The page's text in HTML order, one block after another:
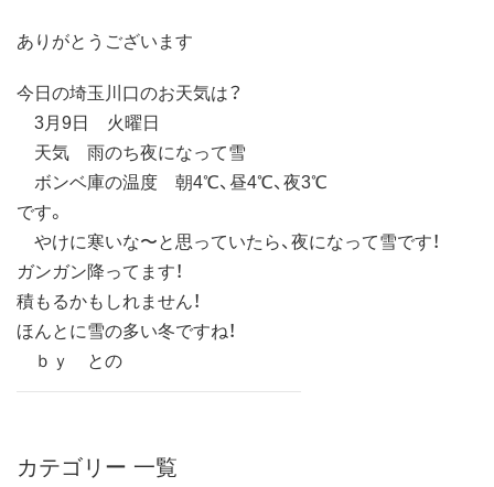
ありがとうございます
今日の埼玉川口のお天気は？
3月9日 火曜日
天気 雨のち夜になって雪
ボンベ庫の温度 朝4℃、昼4℃、夜3℃
です。
やけに寒いな〜と思っていたら、夜になって雪です！
ガンガン降ってます！
積もるかもしれません！
ほんとに雪の多い冬ですね！
ｂｙ との
カテゴリー 一覧